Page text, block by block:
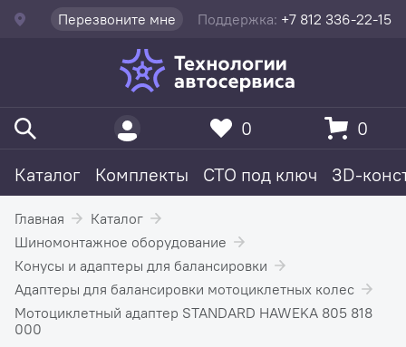
Перезвоните мне Поддержка: +7 812 336-22-15
Каталог Комплекты СТО под ключ 3D-
0 0
Главная
Каталог
Шиномонтажное оборудование
Конусы и адаптеры для балансировки
Адаптеры для балансировки мотоциклетных колес
Мотоциклетный адаптер STANDARD HAWEKA 805 818
000